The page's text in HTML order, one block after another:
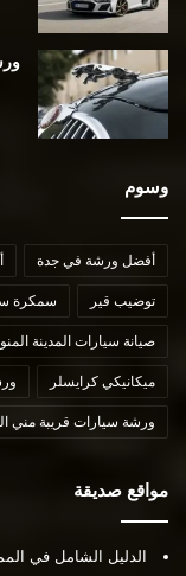
وسوم
أفضل ورشة في جدة
توضيب قير سمكرة
صيانة سيارات المدينة
ميكانيكي كرايسلر
ورشة سيارات قريبة مني
مواقع صديقة
الدليل الشامل في